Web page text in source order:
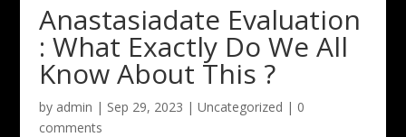
Anastasiadate Evaluation
: What Exactly Do We All
Know About This ?
by admin | Sep 29, 2023 | Uncategorized | 0
comments